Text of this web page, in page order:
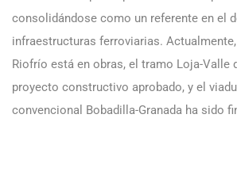
consolidándose como un referente en el
infraestructuras ferroviarias.
Riofrío está en obras, el tramo Loja-Valle
proyecto constructivo aprobado, y el
convencional Bobadilla-Granada ha sido